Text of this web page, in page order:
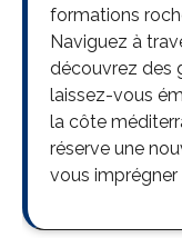
formations
Naviguez à
découvrez des
laissez-vous
la côte
réserve une
vous imprégner